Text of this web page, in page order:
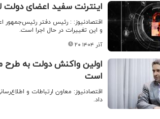
اینترنت سفید اعضای
اقتصادنیوز: : رئیس دفتر رئیس‌جمهور
و این تغییرات در حال اجرا است.
۲۰ آذر ۱۴۰۴
اولین واکنش دولت به طرح
است
اقتصادنیوز: معاون ارتباطات و
داد.